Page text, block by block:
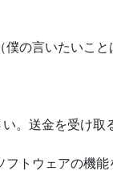
の言いたいこ
。送金を受け取
トウェアの機